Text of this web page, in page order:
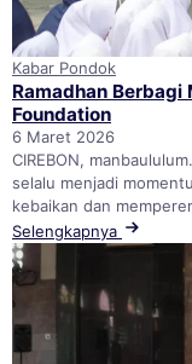
Kabar Pondok
Ramadhan Berbagi
Foundation
6 Maret 2026
CIREBON,
selalu menjadi
kebaikan dan
Selengkapnya